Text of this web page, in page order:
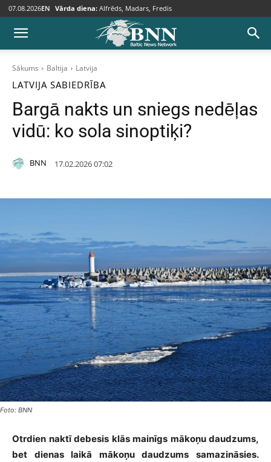
07.08.2026EN Vārda diena: Alfrēds, Madars, Fredis
Sākums Baltija Latvija
LATVIJA SABIEDRĪBA
Bargā nakts un sniegs nedēļas
vidū: ko sola sinoptiķi?
BNN 17.02.2026 07:02
Foto: BNN
Otrdien naktī debesis klās mainīgs mākoņu daudzums,
bet dienas laikā mākoņu daudzums samazināsies.